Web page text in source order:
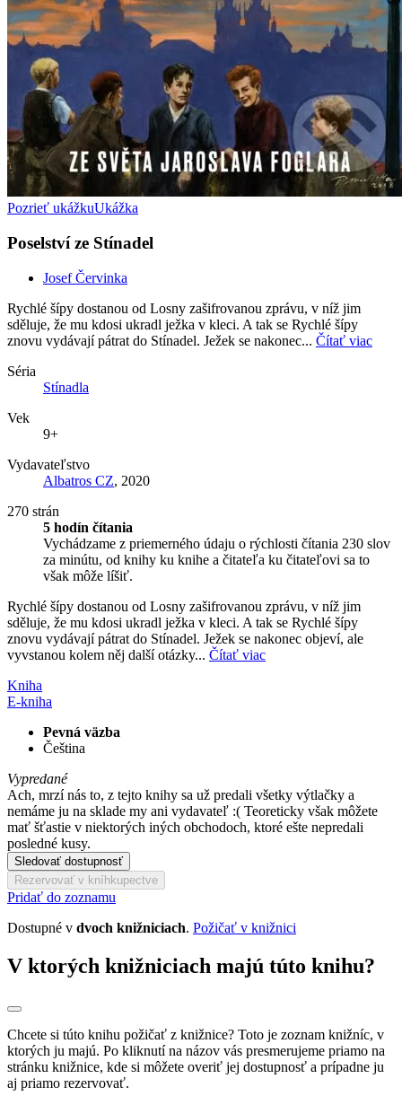
Pozrieť ukážkuUkážka
Poselství ze Stínadel
Josef Červinka
Rychlé šípy dostanou od Losny zašifrovanou zprávu, v níž jim
sděluje, že mu kdosi ukradl ježka v kleci. A tak se Rychlé šípy
znovu vydávají pátrat do Stínadel. Ježek se nakonec... Čítať viac
Séria
Stínadla
Vek
9+
Vydavateľstvo
Albatros CZ, 2020
270 strán
5 hodín čítania
Vychádzame z priemerného údaju o rýchlosti čítania 230 slov
za minútu, od knihy ku knihe a čitateľa ku čitateľovi sa to
však môže líšiť.
Rychlé šípy dostanou od Losny zašifrovanou zprávu, v níž jim
sděluje, že mu kdosi ukradl ježka v kleci. A tak se Rychlé šípy
znovu vydávají pátrat do Stínadel. Ježek se nakonec objeví, ale
vyvstanou kolem něj další otázky... Čítať viac
Kniha
E-kniha
Pevná väzba
Čeština
Vypredané
Ach, mrzí nás to, z tejto knihy sa už predali všetky výtlačky a
nemáme ju na sklade my ani vydavateľ :( Teoreticky však môžete
mať šťastie v niektorých iných obchodoch, ktoré ešte nepredali
posledné kusy.
Sledovať dostupnosť
Rezervovať v kníhkupectve
Pridať do zoznamu
Dostupné v dvoch knižniciach. Požičať v knižnici
V ktorých knižniciach majú túto knihu?
Chcete si túto knihu požičať z knižnice? Toto je zoznam knižníc, v
ktorých ju majú. Po kliknutí na názov vás presmerujeme priamo na
stránku knižnice, kde si môžete overiť jej dostupnosť a prípadne ju
aj priamo rezervovať.